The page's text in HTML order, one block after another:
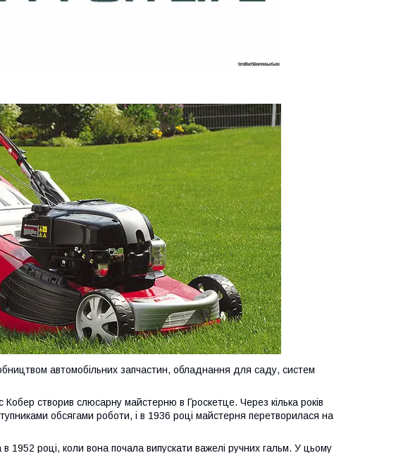
автомобільних запчастин, обладнання для саду, систем
Кобер створив слюсарну майстерню в Гроскетце. Через кілька років
обсягами роботи, і в 1936 році майстерня перетворилася на
1952 році, коли вона почала випускати важелі ручних гальм. У цьому